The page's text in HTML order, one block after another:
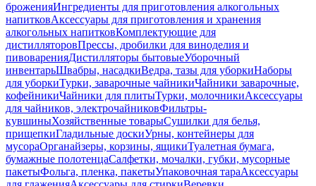
броженияИнгредиенты для приготовления алкогольных
напитковАксессуары для приготовления и хранения
алкогольных напитковКомплектующие для
дистилляторовПрессы, дробилки для виноделия и
пивоваренияДистилляторы бытовыеУборочный
инвентарьШвабры, насадкиВедра, тазы для уборкиНаборы
для уборкиТурки, заварочные чайникиЧайники заварочные,
кофейникиЧайники для плитыТурки, молочникиАксессуары
для чайников, электрочайниковФильтры-
кувшиныХозяйственные товарыСушилки для белья,
прищепкиГладильные доскиУрны, контейнеры для
мусораОрганайзеры, корзины, ящикиТуалетная бумага,
бумажные полотенцаСалфетки, мочалки, губки, мусорные
пакетыФольга, пленка, пакетыУпаковочная тараАксессуары